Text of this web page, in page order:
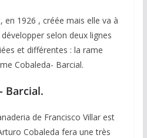
en 1926 , créée mais elle va à
selon deux lignes
et différentes : la rame
Cobaleda- Barcial.
Barcial.
de Francisco Villar est
Cobaleda fera une très